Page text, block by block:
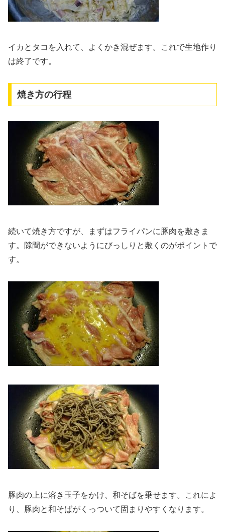
イカとタコを入れて、よくかき混ぜます。これで生地作り
は終了です。
焼き方の行程
続いて焼き方ですが、まずはフライパンに豚肉を敷きま
す。隙間ができないようにびっしりと敷くのがポイントで
す。
豚肉の上に溶き玉子をかけ、和そばを乗せます。これによ
り、豚肉と和そばがくっついて固まりやすくなります。